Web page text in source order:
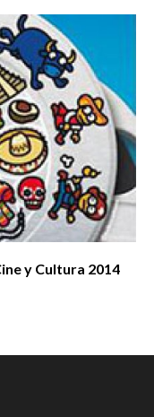
y Cultura 2014